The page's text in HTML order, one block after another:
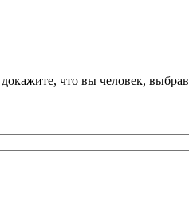
что вы человек, выбрав